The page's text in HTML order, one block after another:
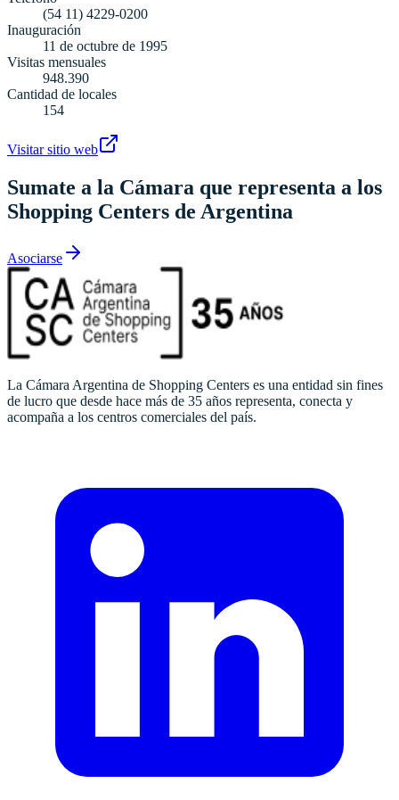
(54 11) 4229-0200
Inauguración
11 de octubre de 1995
Visitas mensuales
948.390
Cantidad de locales
154
Visitar sitio web
Sumate a la Cámara que representa a los
Shopping Centers de Argentina
Asociarse
La Cámara Argentina de Shopping Centers es una entidad sin fines
de lucro que desde hace más de 35 años representa, conecta y
acompaña a los centros comerciales del país.